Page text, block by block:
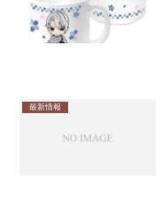
最新情報